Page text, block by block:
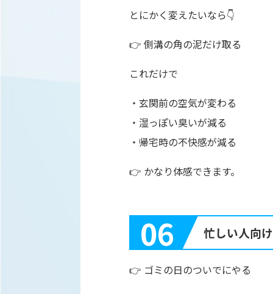
とにかく変えたいなら👇
👉 側溝の角の泥だけ取る
これだけで
・玄関前の空気が変わる
・湿っぽい臭いが減る
・帰宅時の不快感が減る
👉 かなり体感できます。
06 忙しい人向
👉 ゴミの日のついでにやる